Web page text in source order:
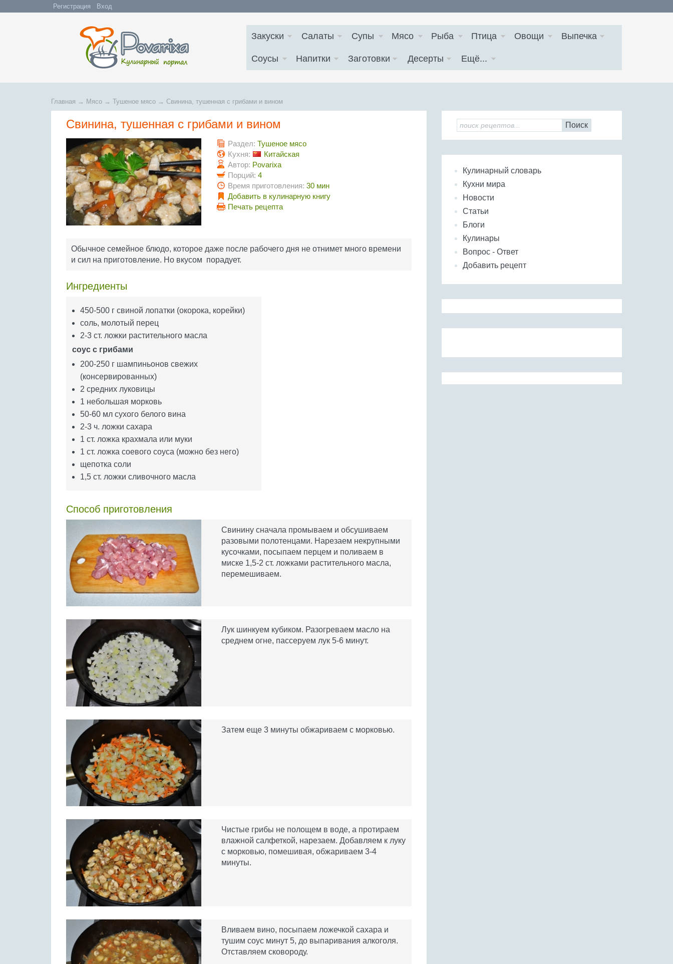
Регистрация Вход
Закуски Салаты Супы Мясо Рыба Птица Овощи Выпечка
Соусы Напитки Заготовки Десерты Ещё...
Главная → Мясо → Тушеное мясо → Свинина, тушенная с грибами и вином
Свинина, тушенная с грибами и вином
Раздел: Тушеное мясо
Кухня:
Китайская
Автор: Povarixa
Порций: 4
Время приготовления: 30 мин
Добавить в кулинарную книгу
Печать рецепта
Обычное семейное блюдо, которое даже после рабочего дня не отнимет много времени
и сил на приготовление. Но вкусом порадует.
Ингредиенты
450-500 г свиной лопатки (окорока, корейки)
соль, молотый перец
2-3 ст. ложки растительного масла
соус с грибами
200-250 г шампиньонов свежих
(консервированных)
2 средних луковицы
1 небольшая морковь
50-60 мл сухого белого вина
2-3 ч. ложки сахара
1 ст. ложка крахмала или муки
1 ст. ложка соевого соуса (можно без него)
щепотка соли
1,5 ст. ложки сливочного масла
Способ приготовления
Свинину сначала промываем и обсушиваем
разовыми полотенцами. Нарезаем некрупными
кусочками, посыпаем перцем и поливаем в
миске 1,5-2 ст. ложками растительного масла,
перемешиваем.
Лук шинкуем кубиком. Разогреваем масло на
среднем огне, пассеруем лук 5-6 минут.
Затем еще 3 минуты обжариваем с морковью.
Чистые грибы не полощем в воде, а протираем
влажной салфеткой, нарезаем. Добавляем к луку
с морковью, помешивая, обжариваем 3-4
минуты.
Вливаем вино, посыпаем ложечкой сахара и
тушим соус минут 5, до выпаривания алкоголя.
Отставляем сковороду.
Поиск
Кулинарный словарь
Кухни мира
Новости
Статьи
Блоги
Кулинары
Вопрос - Ответ
Добавить рецепт